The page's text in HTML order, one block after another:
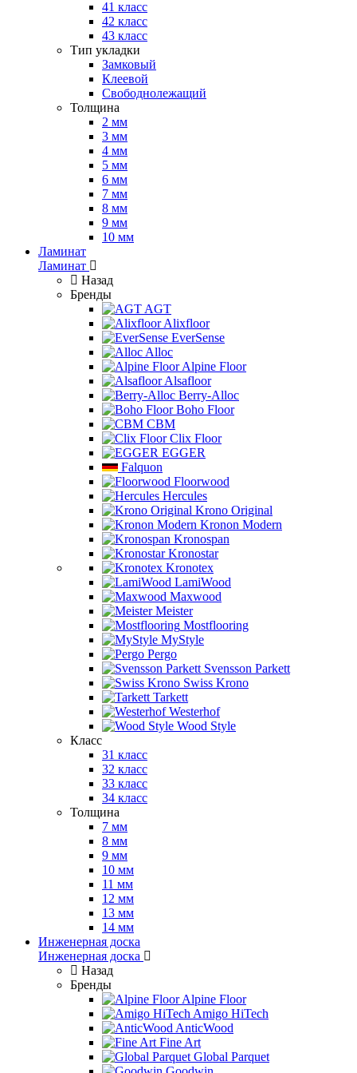
41 класс
42 класс
43 класс
Тип укладки
Замковый
Клеевой
Свободнолежащий
Толщина
2 мм
3 мм
4 мм
5 мм
6 мм
7 мм
8 мм
9 мм
10 мм
Ламинат
Ламинат
Назад
Бренды
AGT
Alixfloor
EverSense
Alloc
Alpine Floor
Alsafloor
Berry-Alloc
Boho Floor
CBM
Clix Floor
EGGER
Falquon
Floorwood
Hercules
Krono Original
Kronon Modern
Kronospan
Kronostar
Kronotex
LamiWood
Maxwood
Meister
Mostflooring
MyStyle
Pergo
Svensson Parkett
Swiss Krono
Tarkett
Westerhof
Wood Style
Класс
31 класс
32 класс
33 класс
34 класс
Толщина
7 мм
8 мм
9 мм
10 мм
11 мм
12 мм
13 мм
14 мм
Инженерная доска
Инженерная доска
Назад
Бренды
Alpine Floor
Amigo HiTech
AnticWood
Fine Art
Global Parquet